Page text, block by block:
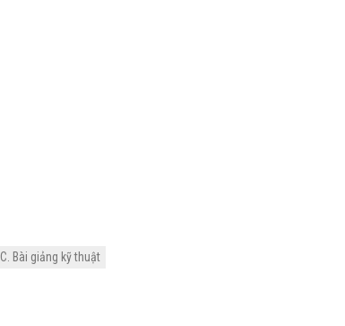
C. Bài giảng kỹ thuật